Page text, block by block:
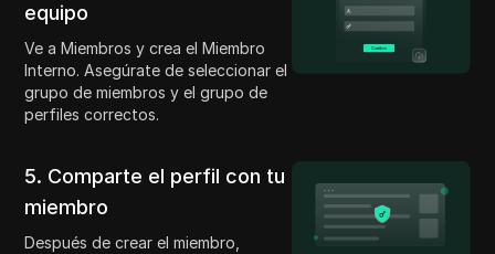
equipo
Ve a Miembros y crea el Miembro
Interno. Asegúrate de seleccionar el
grupo de miembros y el grupo de
perfiles correctos.
5. Comparte el perfil con tu
miembro
Después de crear el miembro,